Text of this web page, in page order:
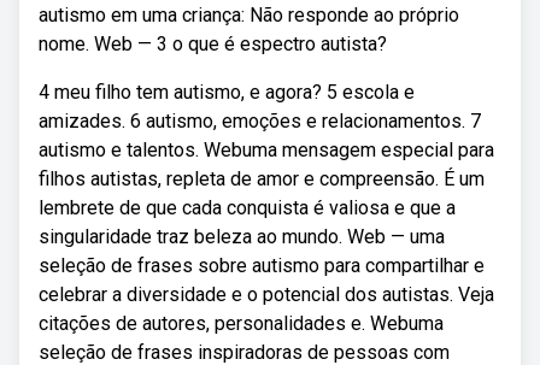
autismo em uma criança: Não responde ao próprio
nome. Web — 3 o que é espectro autista?
4 meu filho tem autismo, e agora? 5 escola e
amizades. 6 autismo, emoções e relacionamentos. 7
autismo e talentos. Webuma mensagem especial para
filhos autistas, repleta de amor e compreensão. É um
lembrete de que cada conquista é valiosa e que a
singularidade traz beleza ao mundo. Web — uma
seleção de frases sobre autismo para compartilhar e
celebrar a diversidade e o potencial dos autistas. Veja
citações de autores, personalidades e. Webuma
seleção de frases inspiradoras de pessoas com